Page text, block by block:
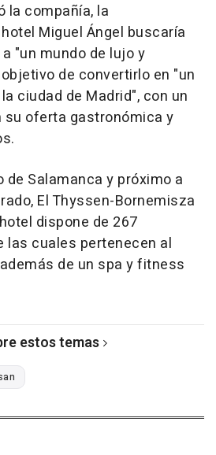
la compañía, la
Miguel Ángel buscaría
"un mundo de lujo y
de convertirlo en "un
ciudad de Madrid", con un
oferta gastronómica y
de Salamanca y próximo a
El Thyssen-Bornemisza
dispone de 267
las cuales pertenecen al
de un spa y fitness
estos temas